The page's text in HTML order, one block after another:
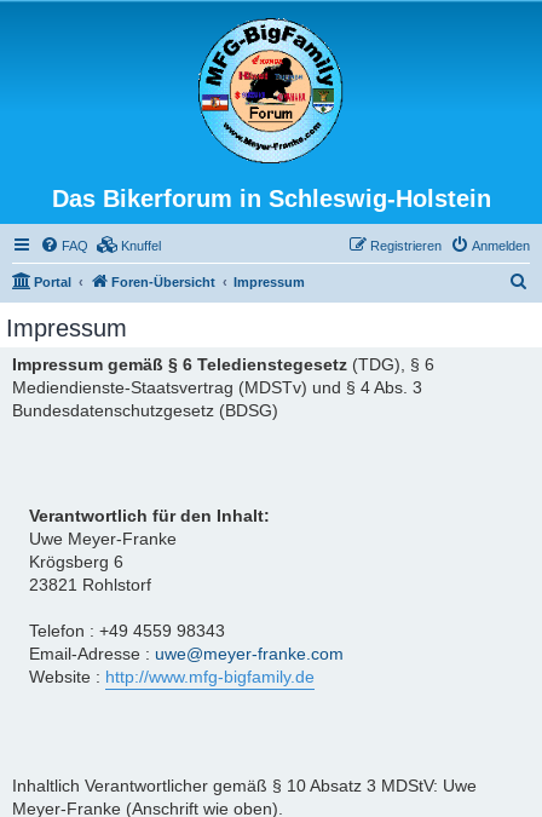
Das Bikerforum in Schleswig-Holstein
FAQ Knuffel Anmelden
Registrieren
Portal Foren-Übersicht Impressum
Impressum
Impressum gemäß § 6 Teledienstegesetz (TDG), § 6
Mediendienste-Staatsvertrag (MDSTv) und § 4 Abs. 3
Bundesdatenschutzgesetz (BDSG)
Verantwortlich für den Inhalt:
Uwe Meyer-Franke
Krögsberg 6
23821 Rohlstorf
Telefon : +49 4559 98343
Email-Adresse : uwe@meyer-franke.com
Website : http://www.mfg-bigfamily.de
Inhaltlich Verantwortlicher gemäß § 10 Absatz 3 MDStV: Uwe
Meyer-Franke (Anschrift wie oben).